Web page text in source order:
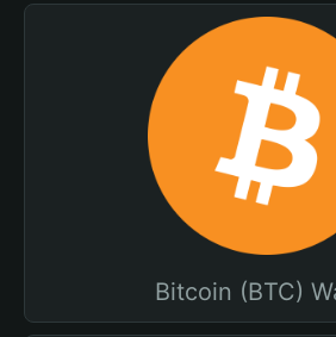
Bitcoin (BTC)